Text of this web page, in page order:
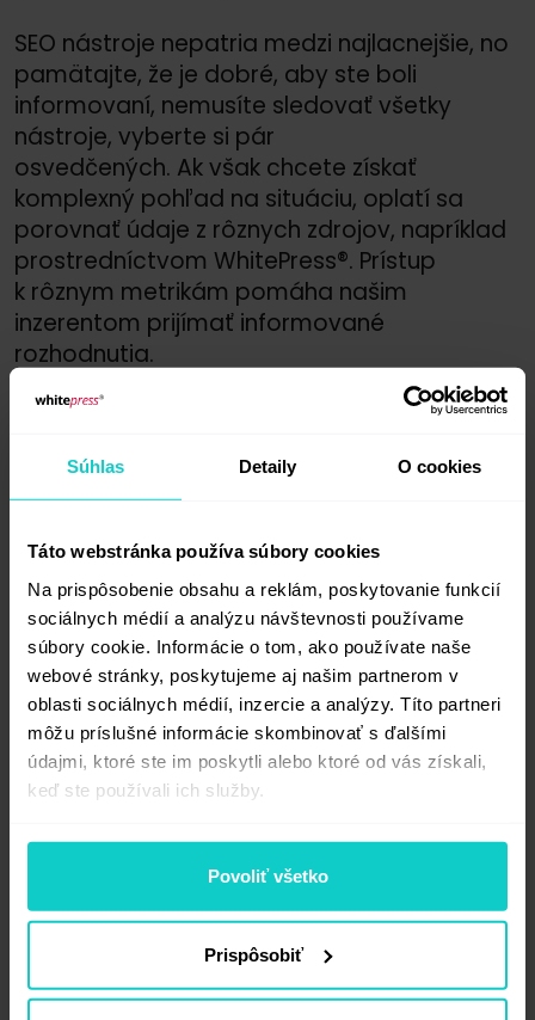
Súhlas Detaily O cookies
Táto webstránka používa súbory cookies
Na prispôsobenie obsahu a reklám, poskytovanie funkcií
sociálnych médií a analýzu návštevnosti používame
súbory cookie. Informácie o tom, ako používate naše
webové stránky, poskytujeme aj našim partnerom v
oblasti sociálnych médií, inzercie a analýzy. Títo partneri
môžu príslušné informácie skombinovať s ďalšími
údajmi, ktoré ste im poskytli alebo ktoré od vás získali,
keď ste používali ich služby.
Povoliť všetko
Prispôsobiť
SEO nástroje nepatria medzi najlacnejšie, no
pamätajte, že je dobré, aby ste boli
informovaní, nemusíte sledovať všetky
nástroje, vyberte si pár
osvedčených. Ak však chcete získať
komplexný pohľad na situáciu, oplatí sa
porovnať údaje z rôznych zdrojov, napríklad
prostredníctvom WhitePress®. Prístup
k rôznym metrikám pomáha našim
inzerentom prijímať informované
rozhodnutia.
Jedna metrika navrhnutá spoločnosťou
Jeho hodnota, určená na 100-bodovej
stupnici, sa vypočíta na základe troch
hlavných prvkov:
Sila odkazu (množstvo a kvalita
odkazového profilu)
Organická návštevnosť (odhadovaný
priemer za mesiac)
Prirodzenosť odkazového profilu (určená
na základe pomeru spamových odkazov
k prirodzeným).